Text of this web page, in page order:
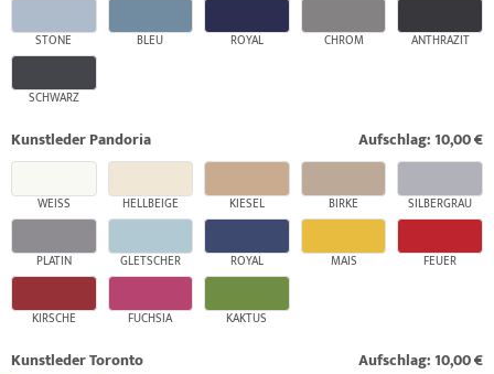
STONE BLEU ROYAL CHROM ANTHRAZIT
SCHWARZ
Kunstleder Pandoria Aufschlag: 10,00 €
WEISS HELLBEIGE KIESEL BIRKE SILBERGRAU
PLATIN GLETSCHER ROYAL MAIS FEUER
KIRSCHE FUCHSIA KAKTUS
Kunstleder Toronto Aufschlag: 10,00 €